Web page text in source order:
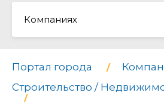
Компаниях
Портал города
Строительство /